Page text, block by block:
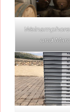
und